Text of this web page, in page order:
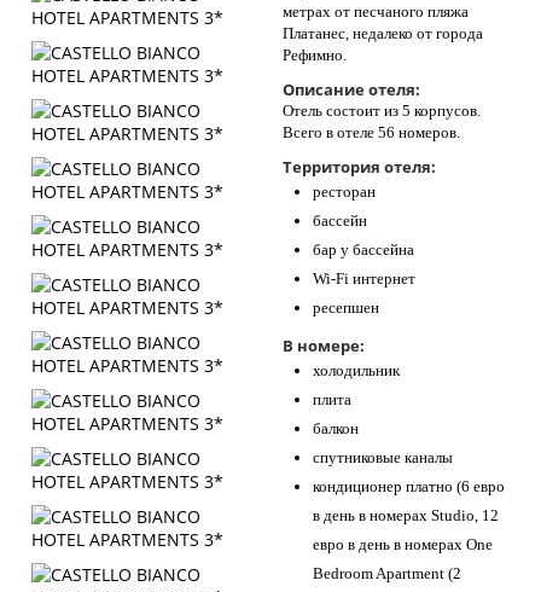
метрах от песчаного пляжа
Платанес, недалеко от города
Рефимно.
Описание отеля:
Отель состоит из 5 корпусов.
Всего в отеле 56 номеров.
Территория отеля:
ресторан
бассейн
бар у бассейна
Wi-Fi интернет
ресепшен
В номере:
холодильник
плита
балкон
спутниковые каналы
кондиционер платно (6 евро
в день в номерах Studio, 12
евро в день в номерах One
Bedroom Apartment (2